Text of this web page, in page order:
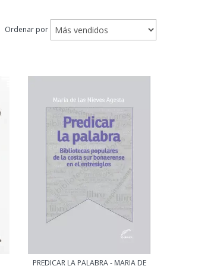
Ordenar por
PREDICAR LA PALABRA - MARIA DE